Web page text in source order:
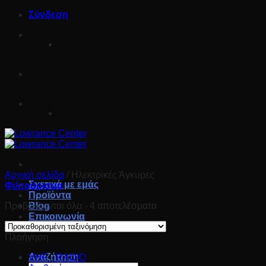
Μετάβαση
περιεχόμενο
Σύνδεση
Σχετικά με εμάς
Προϊόντα
Blog
Επικοινωνία
Αναζήτηση
Αρχική σελίδα / Ηλεκτρικές Άγκυρες
Φιλτράρισμα
Προβάλλονται όλα - 4 αποτελέσματα
Πλοήγηση
VHF - RADIO